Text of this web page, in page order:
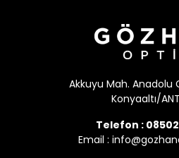
Akkuyu Mah. Anadolu
Konyaaltı/
Telefon :
Email :